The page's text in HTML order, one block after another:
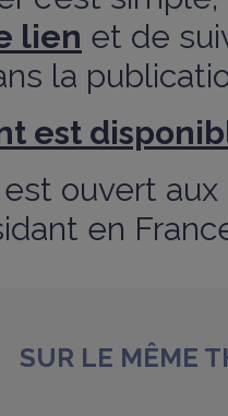
lien et de
la
est
ouvert
en
SUR LE MÊME